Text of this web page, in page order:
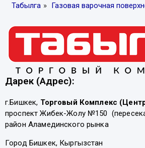
Табылга » Газовая варочная
Дарек (Адрес):
г.Бишкек, Торговый Комплекс
проспект Жибек-Жолу №150
район Аламединского рынка
Город Бишкек, Кыргызстан